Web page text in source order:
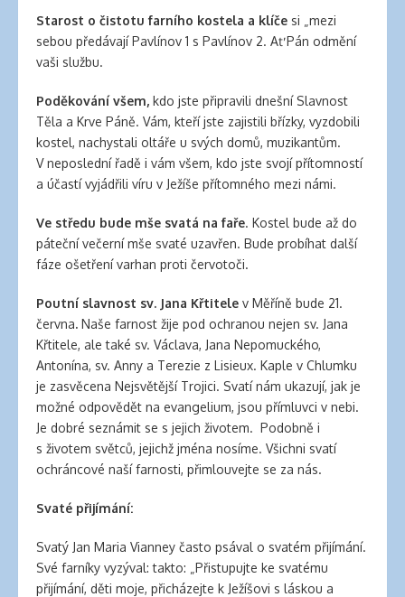
banana
clothing
Starost o čistotu farního kostela a klíče si „mezi
sebou předávají Pavlínov 1 s Pavlínov 2. Ať Pán odmění
vaši službu.
Poděkování všem, kdo jste připravili dnešní Slavnost
Těla a Krve Páně. Vám, kteří jste zajistili břízky, vyzdobili
kostel, nachystali oltáře u svých domů, muzikantům.
V neposlední řadě i vám všem, kdo jste svojí přítomností
a účastí vyjádřili víru v Ježíše přítomného mezi námi.
Ve středu bude mše svatá na faře. Kostel bude až do
páteční večerní mše svaté uzavřen. Bude probíhat další
fáze ošetření varhan proti červotoči.
Poutní slavnost sv. Jana Křtitele v Měříně bude 21.
června. Naše farnost žije pod ochranou nejen sv. Jana
Křtitele, ale také sv. Václava, Jana Nepomuckého,
Antonína, sv. Anny a Terezie z Lisieux. Kaple v Chlumku
je zasvěcena Nejsvětější Trojici. Svatí nám ukazují, jak je
možné odpovědět na evangelium, jsou přímluvci v nebi.
Je dobré seznámit se s jejich životem. Podobně i
s životem světců, jejichž jména nosíme. Všichni svatí
ochráncové naší farnosti, přimlouvejte se za nás.
Svaté přijímání:
Svatý Jan Maria Vianney často psával o svatém přijímání.
Své farníky vyzýval: takto: „Přistupujte ke svatému
přijímání, děti moje, přicházejte k Ježíšovi s láskou a